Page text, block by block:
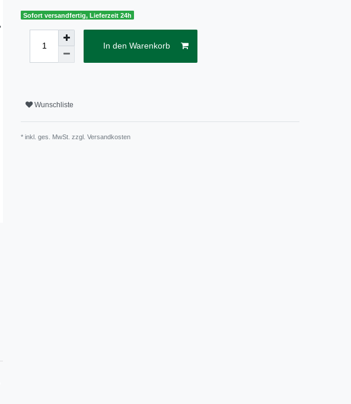
Sofort versandfertig, Lieferzeit 24h
In den Warenkorb
Wunschliste
* inkl. ges. MwSt. zzgl. Versandkosten